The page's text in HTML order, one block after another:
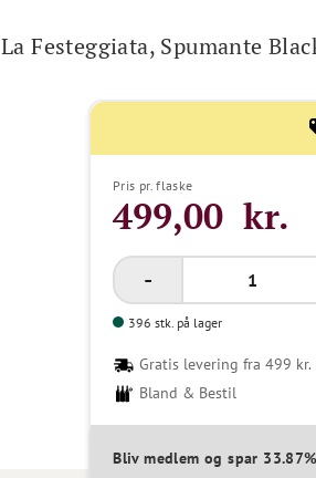
La Festeggiata, Spumante
Pris pr. flaske
499,00 kr.
Gratis levering fra 499 kr.
Bland & Bestil
396 stk. på lager
Bliv medlem og spar